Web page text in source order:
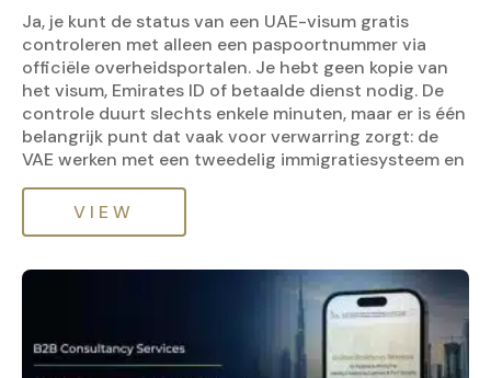
Ja, je kunt de status van een UAE-visum gratis
controleren met alleen een paspoortnummer via
officiële overheidsportalen. Je hebt geen kopie van
het visum, Emirates ID of betaalde dienst nodig. De
controle duurt slechts enkele minuten, maar er is één
belangrijk punt dat vaak voor verwarring zorgt: de
VAE werken met een tweedelig immigratiesysteem en
VIEW